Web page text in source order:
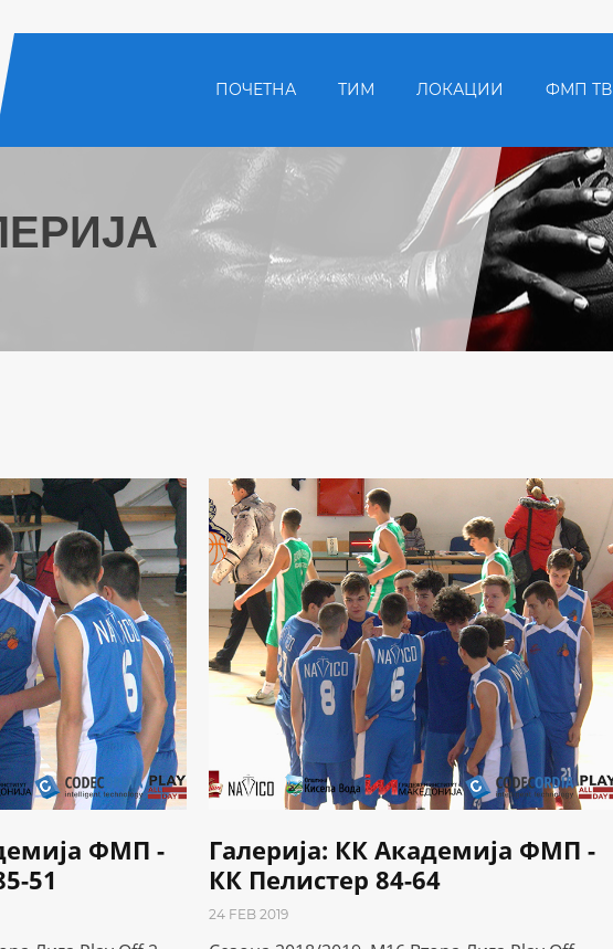
ПОЧЕТНА ТИМ ЛОКАЦИИ ФМП ТВ
ФМП -
51
Галерија: КК Академија ФМП -
КК Пелистер 84-64
24 FEB 2019